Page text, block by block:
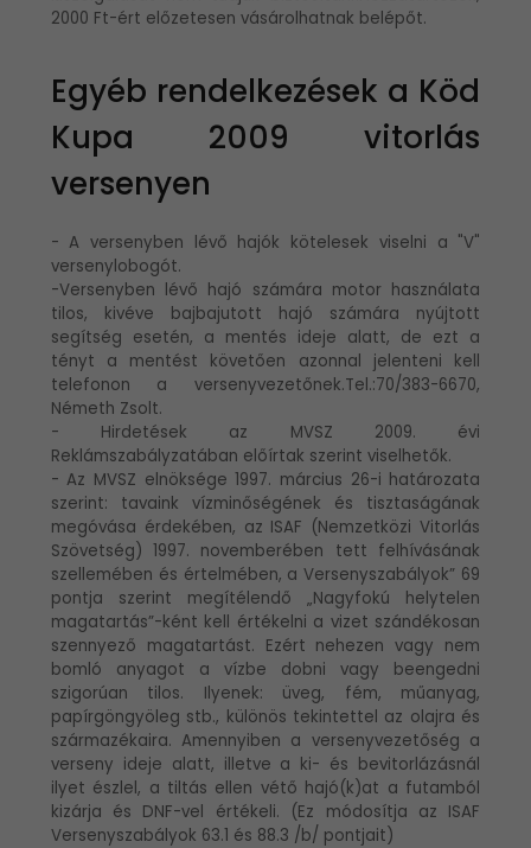
2000 Ft-ért előzetesen vásárolhatnak belépőt.
Egyéb rendelkezések a Köd
Kupa 2009 vitorlás
versenyen
- A versenyben lévő hajók kötelesek viselni a "V"
versenylobogót.
-Versenyben lévő hajó számára motor használata
tilos, kivéve bajbajutott hajó számára nyújtott
segítség esetén, a mentés ideje alatt, de ezt a
tényt a mentést követően azonnal jelenteni kell
telefonon a versenyvezetőnek.Tel.:70/383-6670,
Németh Zsolt.
- Hirdetések az MVSZ 2009. évi
Reklámszabályzatában előírtak szerint viselhetők.
- Az MVSZ elnöksége 1997. március 26-i határozata
szerint: tavaink vízminőségének és tisztaságának
megóvása érdekében, az ISAF (Nemzetközi Vitorlás
Szövetség) 1997. novemberében tett felhívásának
szellemében és értelmében, a Versenyszabályok” 69
pontja szerint megítélendő „Nagyfokú helytelen
magatartás”-ként kell értékelni a vizet szándékosan
szennyező magatartást. Ezért nehezen vagy nem
bomló anyagot a vízbe dobni vagy beengedni
szigorúan tilos. Ilyenek: üveg, fém, műanyag,
papírgöngyöleg stb., különös tekintettel az olajra és
származékaira. Amennyiben a versenyvezetőség a
verseny ideje alatt, illetve a ki- és bevitorlázásnál
ilyet észlel, a tiltás ellen vétő hajó(k)at a futamból
kizárja és DNF-vel értékeli. (Ez módosítja az ISAF
Versenyszabályok 63.1 és 88.3 /b/ pontjait)